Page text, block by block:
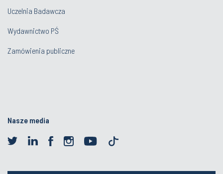
Uczelnia Badawcza
Wydawnictwo PŚ
Zamówienia publiczne
Nasze media